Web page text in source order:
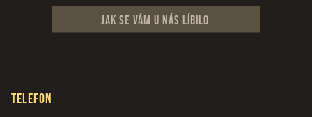
Jak se vám u nás líbilo
Telefon